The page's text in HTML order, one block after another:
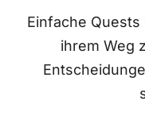
Einfache
ihrem Weg